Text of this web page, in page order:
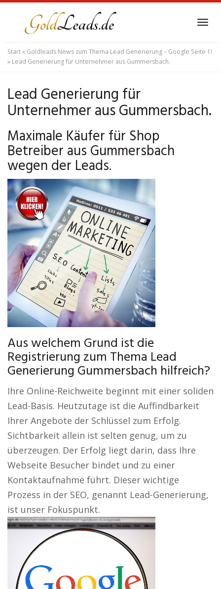
content
Start» Goldleads News zum Thema Lead Generierung – Google Seite 1!
» Lead Generierung für Unternehmer aus Gummersbach.
Lead Generierung für
Unternehmer aus Gummersbach.
Maximale Käufer für Shop
Betreiber aus Gummersbach
wegen der Leads.
Aus welchem Grund ist die
Registrierung zum Thema Lead
Generierung Gummersbach hilfreich?
Ihre Online-Reichweite beginnt mit einer soliden
Lead-Basis. Heutzutage ist die Auffindbarkeit
Ihrer Angebote der Schlüssel zum Erfolg.
Sichtbarkeit allein ist selten genug, um zu
überzeugen. Der Erfolg liegt darin, dass Ihre
Webseite Besucher bindet und zu einer
Kontaktaufnahme führt. Dieser wichtige
Prozess in der SEO, genannt Lead-Generierung,
ist unser Fokuspunkt.